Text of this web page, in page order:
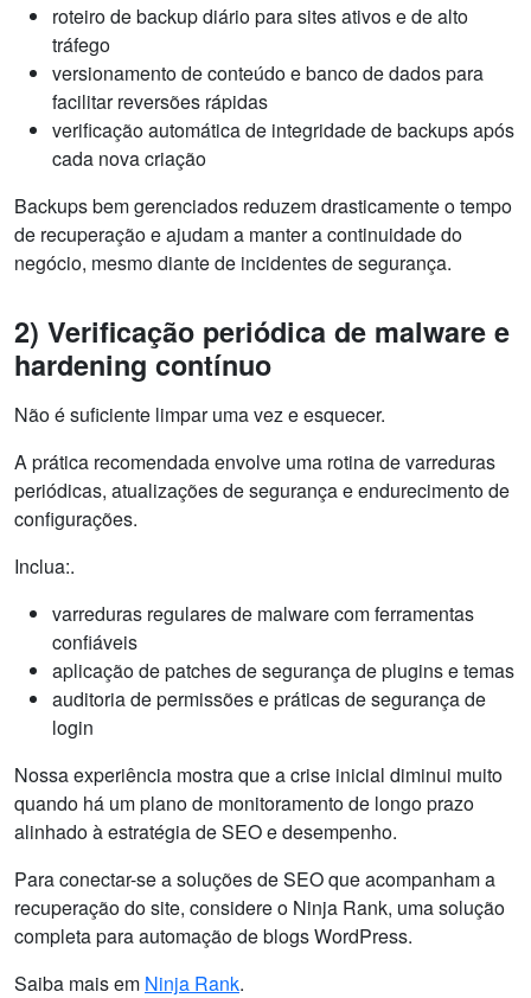
roteiro de backup diário para sites ativos e de alto
tráfego
versionamento de conteúdo e banco de dados para
facilitar reversões rápidas
verificação automática de integridade de backups após
cada nova criação
Backups bem gerenciados reduzem drasticamente o tempo
de recuperação e ajudam a manter a continuidade do
negócio, mesmo diante de incidentes de segurança.
2) Verificação periódica de malware e
hardening contínuo
Não é suficiente limpar uma vez e esquecer.
A prática recomendada envolve uma rotina de varreduras
periódicas, atualizações de segurança e endurecimento de
configurações.
Inclua:.
varreduras regulares de malware com ferramentas
confiáveis
aplicação de patches de segurança de plugins e temas
auditoria de permissões e práticas de segurança de
login
Nossa experiência mostra que a crise inicial diminui muito
quando há um plano de monitoramento de longo prazo
alinhado à estratégia de SEO e desempenho.
Para conectar-se a soluções de SEO que acompanham a
recuperação do site, considere o Ninja Rank, uma solução
completa para automação de blogs WordPress.
Saiba mais em Ninja Rank.